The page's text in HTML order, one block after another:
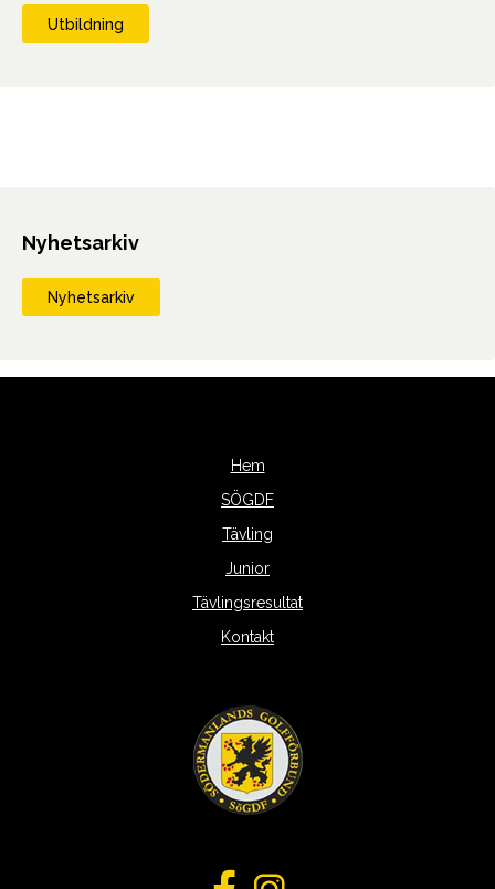
Utbildning
Nyhetsarkiv
Nyhetsarkiv
Hem
SÖGDF
Tävling
Junior
Tävlingsresultat
Kontakt